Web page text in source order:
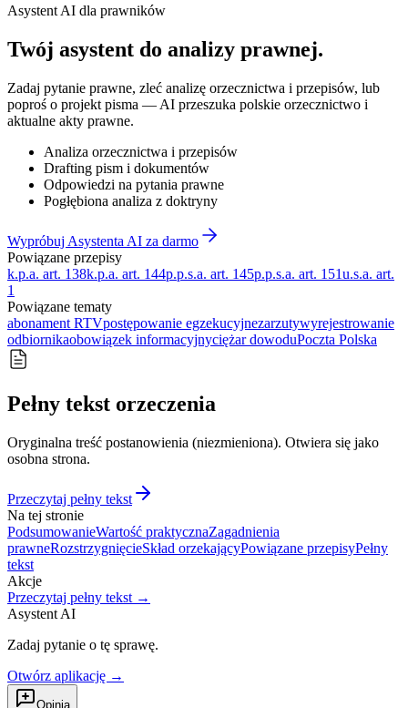
Asystent AI dla prawników
Twój asystent do analizy prawnej.
Zadaj pytanie prawne, zleć analizę orzecznictwa i przepisów, lub
poproś o projekt pisma — AI przeszuka polskie orzecznictwo i
aktualne akty prawne.
Analiza orzecznictwa i przepisów
Drafting pism i dokumentów
Odpowiedzi na pytania prawne
Pogłębiona analiza z doktryny
Wypróbuj Asystenta AI za darmo
Powiązane przepisy
k.p.a. art. 138k.p.a. art. 144p.p.s.a. art. 145p.p.s.a. art. 151u.s.a. art.
1
Powiązane tematy
abonament RTVpostępowanie egzekucyjnezarzutywyrejestrowanie
odbiornikaobowiązek informacyjnyciężar dowoduPoczta Polska
Pełny tekst orzeczenia
Oryginalna treść postanowienia (niezmieniona). Otwiera się jako
osobna strona.
Przeczytaj pełny tekst
Na tej stronie
PodsumowanieWartość praktycznaZagadnienia
prawneRozstrzygnięcieSkład orzekającyPowiązane przepisyPełny
tekst
Akcje
Przeczytaj pełny tekst →
Asystent AI
Zadaj pytanie o tę sprawę.
Otwórz aplikację →
Opinia